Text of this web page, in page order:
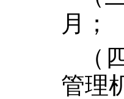
月；
（
管理